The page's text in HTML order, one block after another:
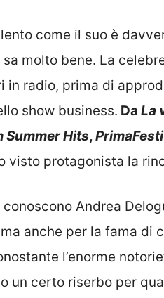
come il suo è
sa molto bene. La
in radio, prima di
show business. Da La
Summer Hits,
visto protagonista la
Andrea
anche per la fama di
l’enorme
un certo riserbo per